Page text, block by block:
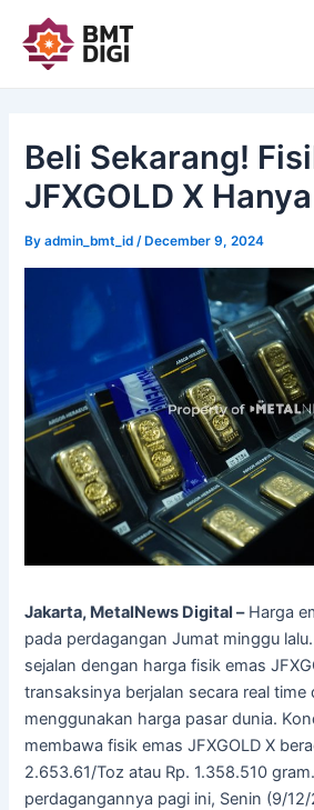
content
Beli Sekarang!
JFXGOLD X
Byadmin_bmt_id /December 9, 2024
Jakarta, MetalNews Digital –Harga
pada perdagangan Jumat minggu
sejalan dengan harga fisik emas
transaksinya berjalan secara real time
menggunakan harga pasar dunia.
membawa fisik emas JFXGOLD X
2.653.61/Toz atau Rp. 1.358.510
perdagangannya pagi ini, Senin (9/
navigation